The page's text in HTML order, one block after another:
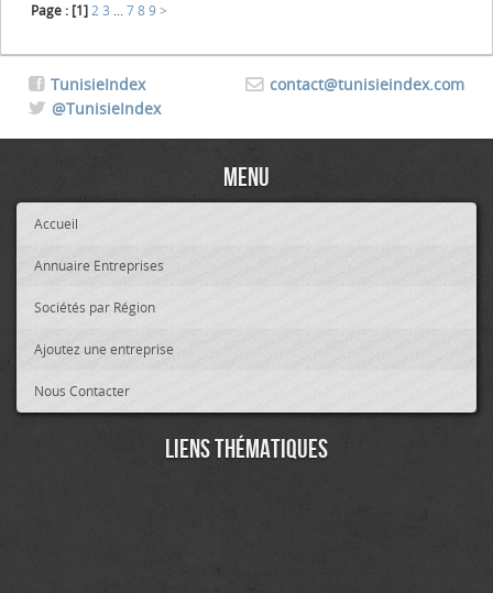
Page : [1] 2 3 7 8 9 >
contact@tunisieindex.com
TunisieIndex
@TunisieIndex
Menu
Accueil
Annuaire Entreprises
Sociétés par Région
Ajoutez une entreprise
Nous Contacter
Liens thématiques